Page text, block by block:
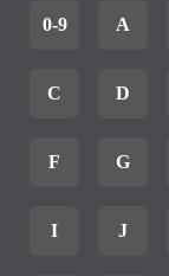
0-9 A
C D
F G
I J